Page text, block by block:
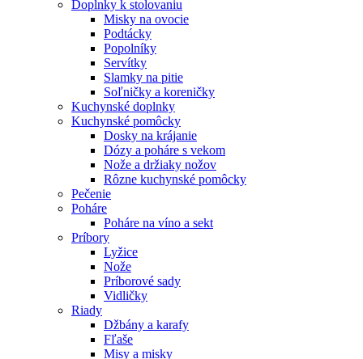
Doplnky k stolovaniu
Misky na ovocie
Podtácky
Popolníky
Servítky
Slamky na pitie
Soľničky a koreničky
Kuchynské doplnky
Kuchynské pomôcky
Dosky na krájanie
Dózy a poháre s vekom
Nože a držiaky nožov
Rôzne kuchynské pomôcky
Pečenie
Poháre
Poháre na víno a sekt
Príbory
Lyžice
Nože
Príborové sady
Vidličky
Riady
Džbány a karafy
Fľaše
Misy a misky